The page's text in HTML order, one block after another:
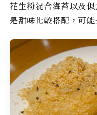
花生粉混合海苔以及
是甜味比較搭配，可